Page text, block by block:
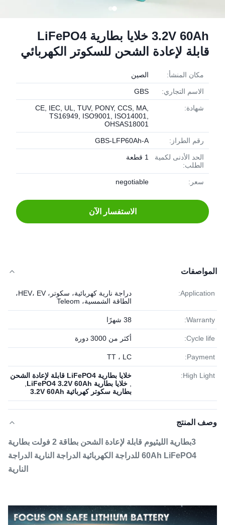
3.2V 60Ah خلايا بطارية LiFePO4
قابلة لإعادة الشحن للسكوتر الكهربائي
مكان المنشأ: الصين
الاسم التجاري: GBS
شهادة:
CE, IEC, UL, TUV, PONY, CCS, MA,
TS16949, ISO9001, ISO14001,
OHSAS18001
رقم الطراز: GBS-LFP60Ah-A
الحد الأدنى لكمية
الطلب:
1 قطعة
سعر: negotiable
الاستفسار الآن
المواصفات
Application:
دراجة نارية كهربائية، سكوتر، HEV، EV،
الطاقة الشمسية، Teleom
Warranty: 38 شهرًا
Cycle life: أكثر من 3000 دورة
Payment: TT ، LC
High Light:
خلايا بطارية LiFePO4 قابلة لإعادة الشحن
خلايا بطارية LiFePO4 3.2V 60Ah
بطارية سكوتر كهربائية 3.2V 60Ah
وصف المنتج
3بطارية الليثيوم قابلة لإعادة الشحن بطاقة 2 فولت بطارية
60Ah LiFePO4 للدراجة الكهربائية الدراجة النارية الدراجة
النارية